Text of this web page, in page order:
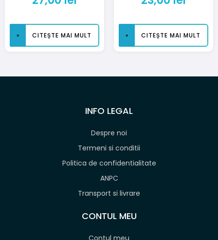
CITEȘTE MAI MULT CITEȘTE MAI MULT
INFO LEGAL
Despre noi
Termeni si conditii
Politica de confidentialitate
ANPC
Transport si livrare
CONTUL MEU
Contul meu